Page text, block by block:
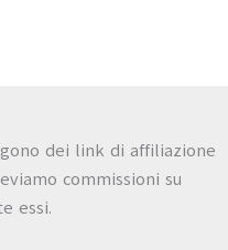
dei link di affiliazione
commissioni su
essi.